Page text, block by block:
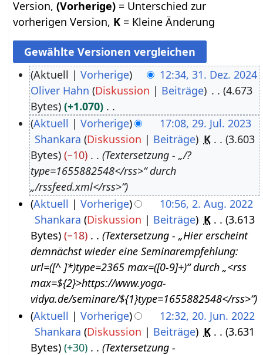
Version,(Vorherige) = Unterschied zur
vorherigen Version, K = Kleine Änderung
m
4
Aktuell Vorherige
12:34, 31. Dez. 2024
Oliver Hahn Diskussion Beiträge
4.673
Bytes
+1.070
K
e
i
n
e
B
a
r
b
e
i
t
u
n
u
Aktuell Vorherige
17:08, 29. Jul. 2023
Shankara Diskussion Beiträge K
3.603
Bytes
−10
Textersetzung - „/?
type=1655882548</rss>“ durch
„/rssfeed.xml</rss>“
s
Aktuell Vorherige
10:56, 2. Aug. 2022
Shankara Diskussion Beiträge K
3.613
Bytes
−18
Textersetzung - „Hier erscheint
demnächst wieder eine Seminarempfehlung:
url=([^ ]*)type=2365 max=([0-9]+)“ durch „<rss
max=${2}>https://www.yoga-
vidya.de/seminare/${1}type=1655882548</rss>“
Aktuell Vorherige
12:32, 20. Jun. 2022
Shankara Diskussion Beiträge K
3.631
Bytes
+30
Textersetzung -